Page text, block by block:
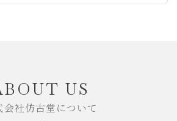
US
会社仿古堂について